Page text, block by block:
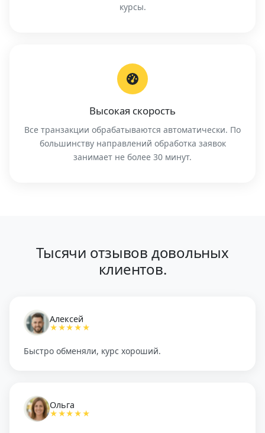
курсы.
Высокая скорость
Все транзакции обрабатываются автоматически. По
большинству направлений обработка заявок
занимает не более 30 минут.
Тысячи отзывов довольных
клиентов.
Алексей
★★★★★
Быстро обменяли, курс хороший.
Ольга
★★★★★